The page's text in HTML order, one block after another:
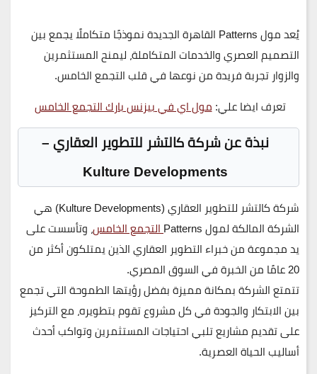
يُعدمول Patterns القاهرة الجديدة
نموذجًا متكاملًا يجمع بين
التصميم العصري والخدمات المتكاملة، ليمنح المستثمرين
والزوار تجربة فريدة من نوعها في قلب التجمع الخامس.
تعرف ايضا علي:مول اي في بيزنس بارك التجمع الخامس
نبذة عن شركة كالتشر للتطوير العقاري –
Kulture Developments
شركة كالتشر للتطوير العقاري (Kulture Developments)
هي
الشركة المالكة لمولPatternsالتجمع الخامس، وتأسست على
يد مجموعة من خبراء التطوير العقاري الذين يمتلكونأكثر من
20 عامًا من الخبرة في السوق المصري
.
تتمتع الشركة بمكانة مميزة بفضلرؤيتها الطموحة التي تجمع
بين الابتكار والجودةفي كل مشروع تقوم بتطويره، مع التركيز
على تقديم مشاريع تلبي احتياجات المستثمرين وتواكب أحدث
أساليب الحياة العصرية.